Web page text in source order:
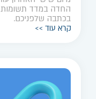
החדה במדד תשומות
בכתבה שלפניכם.
קרא עוד >>